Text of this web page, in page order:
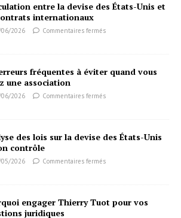
entre la devise des États-Unis et
internationaux
2026 Commentaires fermés
fréquentes à éviter quand vous
une association
2026 Commentaires fermés
des lois sur la devise des États-Unis
contrôle
05/2026 Commentaires fermés
engager Thierry Tuot pour vos
juridiques